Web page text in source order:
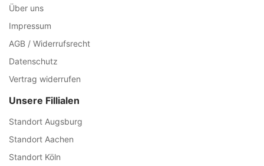
Über uns
Impressum
AGB / Widerrufsrecht
Datenschutz
Vertrag widerrufen
Unsere Fillialen
Standort Augsburg
Standort Aachen
Standort Köln